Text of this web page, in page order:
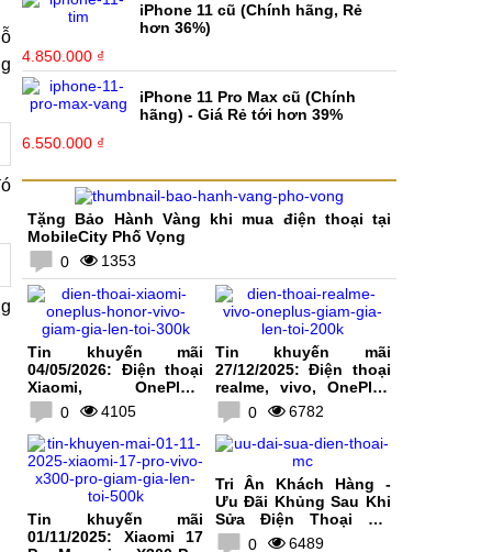
iPhone 11 cũ (Chính hãng, Rẻ
hơn 36%)
4.850.000 ₫
iPhone 11 Pro Max cũ (Chính
hãng) - Giá Rẻ tới hơn 39%
6.550.000 ₫
Tặng Bảo Hành Vàng khi mua điện thoại tại
MobileCity Phố Vọng
0
1353
Tin khuyến mãi
04/05/2026: Điện thoại
Xiaomi, OnePlus,
HONOR, vivo giảm giá
lên tới 300K
0 4105
Tin khuyến mãi
27/12/2025: Điện thoại
realme, vivo, OnePlus
giảm giá lên tới 200K
0 6782
Tin khuyến mãi
01/11/2025: Xiaomi 17
Tri Ân Khách Hàng -
Ưu Đãi Khủng Sau Khi
Sửa Điện Thoại Tại
MobileCity
0 6489